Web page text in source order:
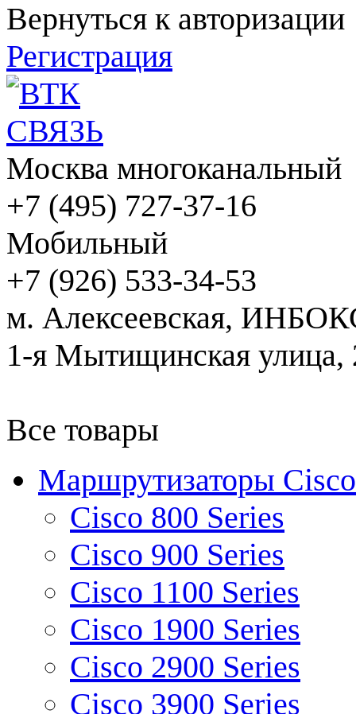
Вернуться к авторизации
Регистрация
Москва многоканальный
+7 (495) 727-37-16
Мобильный
+7 (926) 533-34-53
м. Алексеевская,
1-я Мытищинская улица,
Все товары
Маршрутизаторы Cisco
Cisco 800 Series
Cisco 900 Series
Cisco 1100 Series
Cisco 1900 Series
Cisco 2900 Series
Cisco 3900 Series